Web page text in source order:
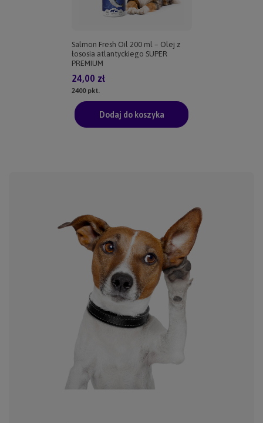
Salmon Fresh Oil 200 ml – Olej z
łososia atlantyckiego SUPER
PREMIUM
24,00 zł
2400pkt.
Dodaj do koszyka